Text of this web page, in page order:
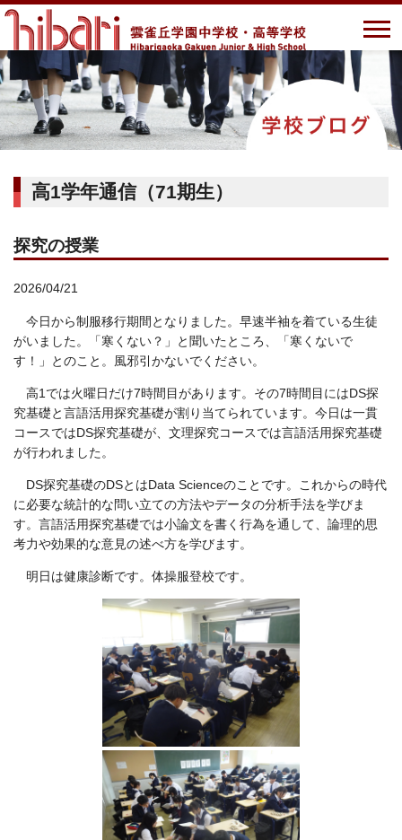
高1学年通信（71期生）
探究の授業
2026/04/21
今日から制服移行期間となりました。早速半袖を着ている生徒
がいました。「寒くない？」と聞いたところ、「寒くないで
す！」とのこと。風邪引かないでください。
高1では火曜日だけ7時間目があります。その7時間目にはDS探
究基礎と言語活用探究基礎が割り当てられています。今日は一貫
コースではDS探究基礎が、文理探究コースでは言語活用探究基礎
が行われました。
DS探究基礎のDSとはData Scienceのことです。これからの時代
に必要な統計的な問い立ての方法やデータの分析手法を学びま
す。言語活用探究基礎では小論文を書く行為を通して、論理的思
考力や効果的な意見の述べ方を学びます。
明日は健康診断です。体操服登校です。